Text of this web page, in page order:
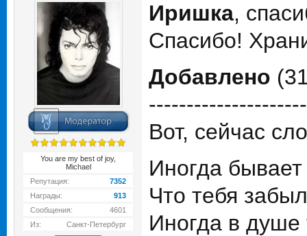
You are my best of joy,
Michael
Репутация:
7352
Награды:
913
Сообщения:
4601
Из:
Санкт-Петербург
Иришка,
Спасибо!
Добавлено
Вот, сейчас
Иногда бывает
Что тебя
Иногда в душе